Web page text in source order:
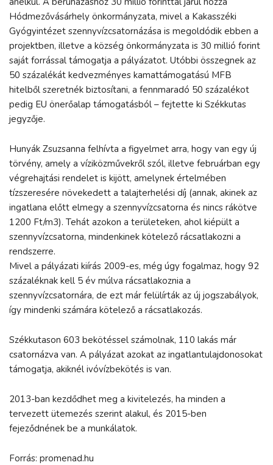
Hódmezővásárhely önkormányzata, mivel a Kakasszéki
Gyógyintézet szennyvízcsatornázása is megoldódik ebben a
projektben, illetve a község önkormányzata is 30 millió forint
saját forrással támogatja a pályázatot. Utóbbi összegnek az
50 százalékát kedvezményes kamattámogatású MFB
hitelből szeretnék biztosítani, a fennmaradó 50 százalékot
pedig EU önerőalap támogatásból – fejtette ki Székkutas
jegyzője.
Hunyák Zsuzsanna felhívta a figyelmet arra, hogy van egy új
törvény, amely a víziközművekről szól, illetve februárban egy
végrehajtási rendelet is kijött, amelynek értelmében
tízszeresére növekedett a talajterhelési díj (annak, akinek az
ingatlana előtt elmegy a szennyvízcsatorna és nincs rákötve
1200 Ft/m3). Tehát azokon a területeken, ahol kiépült a
szennyvízcsatorna, mindenkinek kötelező rácsatlakozni a
rendszerre.
Mivel a pályázati kiírás 2009-es, még úgy fogalmaz, hogy 92
százaléknak kell 5 év múlva rácsatlakoznia a
szennyvízcsatornára, de ezt már felülírták az új jogszabályok,
így mindenki számára kötelező a rácsatlakozás.
Székkutason 603 bekötéssel számolnak, 110 lakás már
csatornázva van. A pályázat azokat az ingatlantulajdonosokat
támogatja, akiknél ivóvízbekötés is van.
2013-ban kezdődhet meg a kivitelezés, ha minden a
tervezett ütemezés szerint alakul, és 2015-ben
fejeződnének be a munkálatok.
Forrás: promenad.hu